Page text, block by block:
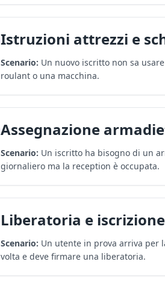
Istruzioni attrezzi e
Scenario: Un nuovo iscritto non sa
roulant o una macchina.
Assegnazione
Scenario: Un iscritto ha bisogno di un
giornaliero ma la reception è occupata.
Liberatoria e iscrizione
Scenario: Un utente in prova arriva per
volta e deve firmare una liberatoria.